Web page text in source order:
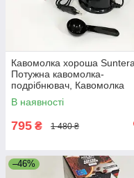
Кавомолка хороша Suntera,
Потужна кавомолка-
подрібнювач, Кавомолка
електрична для кав'ярні TY-
80
В наявності
795 ₴ 1 480 ₴
–46%